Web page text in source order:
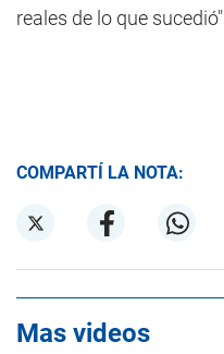
reales de lo que
COMPARTÍ LA NOTA:
Mas videos